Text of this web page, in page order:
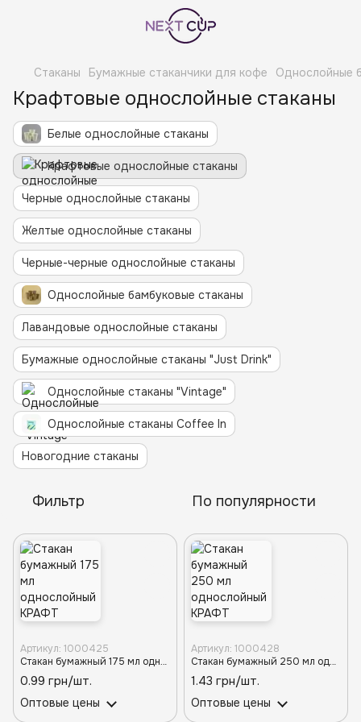
Стаканы Бумажные стаканчики для кофе Однослойные
Крафтовые однослойные стаканы
Белые однослойные стаканы
Крафтовые однослойные стаканы
Черные однослойные стаканы
Желтые однослойные стаканы
Черные-черные однослойные стаканы
Однослойные бамбуковые стаканы
Лавандовые однослойные стаканы
Бумажные однослойные стаканы "Just Drink"
Однослойные стаканы "Vintage"
Однослойные стаканы Coffee In
Новогодние стаканы
Фильтр По популярности
Артикул: 1000425
Стакан бумажный 175 мл однослойный КРАФТ премиум d-70 (50шт/3000шт)
0.99 грн/шт.
Оптовые цены
Артикул: 1000428
Стакан бумажный 250 мл однослойный КРАФТ премиум d-80 (50шт/2500шт)
1.43 грн/шт.
Оптовые цены